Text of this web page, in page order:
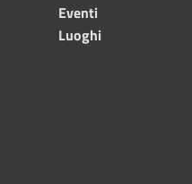
Eventi
Luoghi